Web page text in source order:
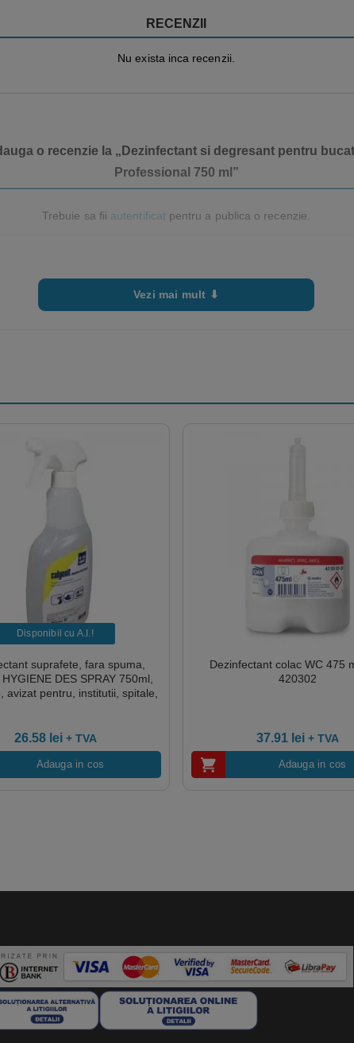
RECENZII
Nu exista inca recenzii.
o recenzie la „Dezinfectant si degresant pentru
Professional 750 ml”
Trebuie sa fii autentificat pentru a publica o recenzie.
Vezi mai mult ⬇
Disponibil cu A.I.​!
suprafete, fara spuma,
DES SPRAY 750ml,
avizat pentru, institutii, spitale,
26.58 lei + TVA
Adauga in cos
Dezinfectant colac WC 475
420302
37.91 lei + TVA
Adauga in cos